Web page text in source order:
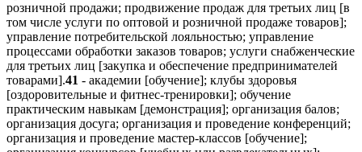
розничной продажи; продвижение продаж для третьих лиц [в
том числе услуги по оптовой и розничной продаже товаров];
управление потребительской лояльностью; управление
процессами обработки заказов товаров; услуги снабженческие
для третьих лиц [закупка и обеспечение предпринимателей
товарами].41 - академии [обучение]; клубы здоровья
[оздоровительные и фитнес-тренировки]; обучение
практическим навыкам [демонстрация]; организация балов;
организация досуга; организация и проведение конференций;
организация и проведение мастер-классов [обучение];